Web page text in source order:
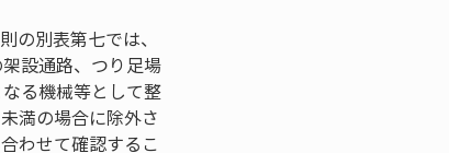
の別表第七では、
設通路、つり足場
る機械等として整
満の場合に除外さ
わせて確認するこ